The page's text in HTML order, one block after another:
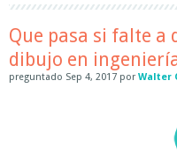
Que pasa si falte a
dibujo en
preguntado Sep 4, 2017 por Walter